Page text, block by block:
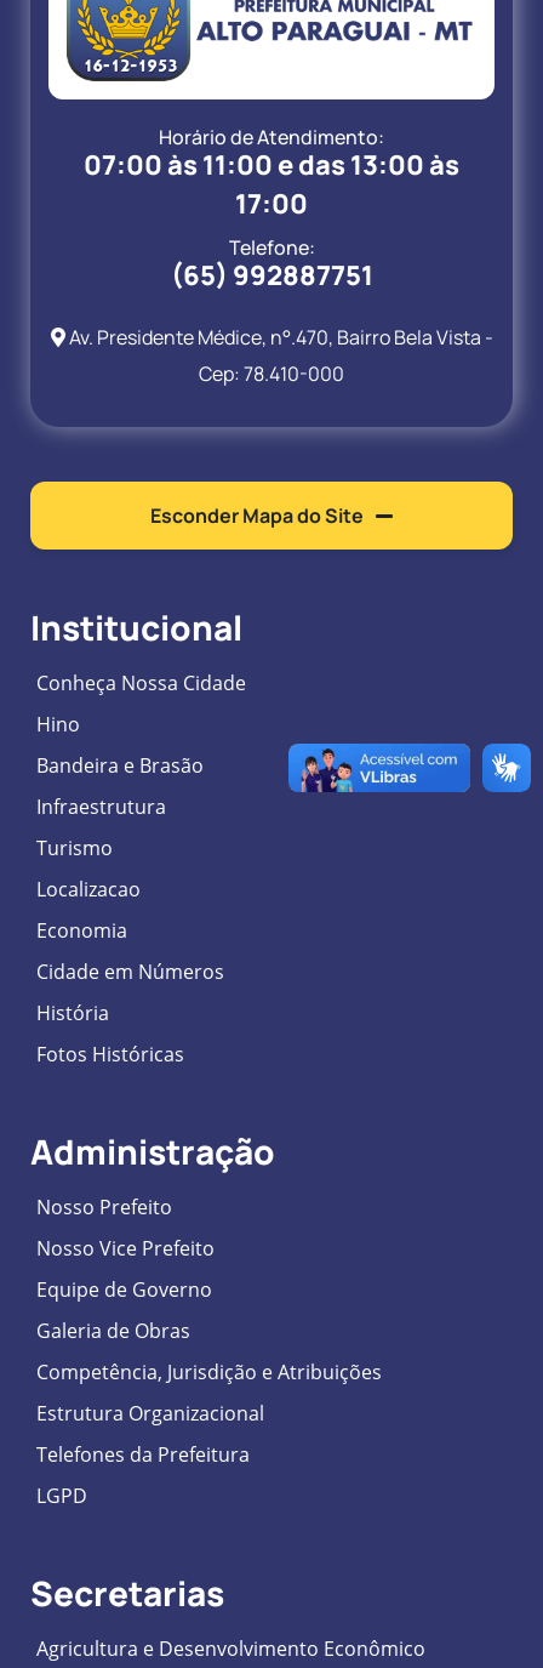
Horário de Atendimento:
07:00 às 11:00 e das 13:00 às
17:00
Telefone:
(65) 992887751
Av. Presidente Médice, n°.470, Bairro Bela Vista -
Cep: 78.410-000
Esconder Mapa do Site
Institucional
Conheça Nossa Cidade
Hino
Bandeira e Brasão
Infraestrutura
Turismo
Localizacao
Economia
Cidade em Números
História
Fotos Históricas
Administração
Nosso Prefeito
Nosso Vice Prefeito
Equipe de Governo
Galeria de Obras
Competência, Jurisdição e Atribuições
Estrutura Organizacional
Telefones da Prefeitura
LGPD
Secretarias
Agricultura e Desenvolvimento Econômico